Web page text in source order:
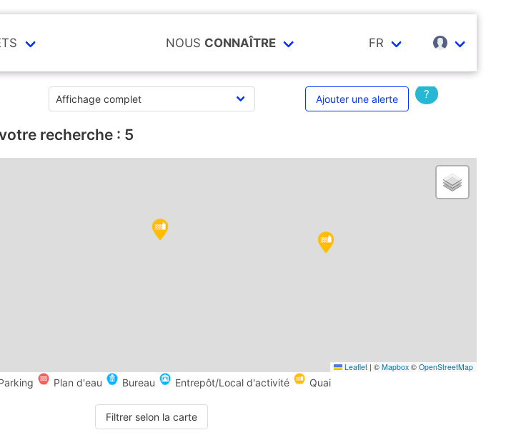
NOUS CONNAÎTRE FR
Ajouter une alerte ?
recherche : 5
Leaflet | © Mapbox © OpenStreetMap
Plan d'eau Bureau Entrepôt/Local d'activité Quai
Filtrer selon la carte